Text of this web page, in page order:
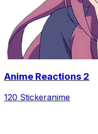
Anime Reactions 2
120 Stickeranime